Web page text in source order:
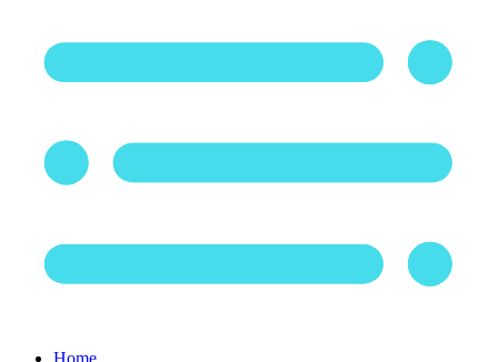
Home